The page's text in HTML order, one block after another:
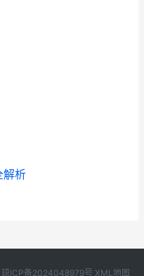
解析
琼ICP备2024048979号 XML地图